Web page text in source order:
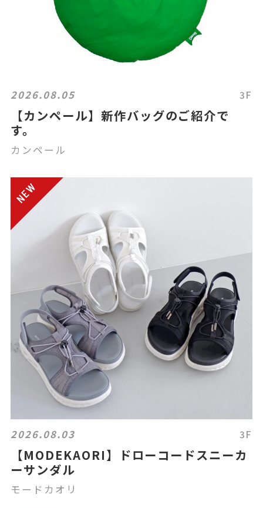
2026.08.05 3F
【カンペール】新作バッグのご紹介で
す。
カンペール
2026.08.03 3F
【MODEKAORI】ドローコードスニーカ
ーサンダル
モードカオリ